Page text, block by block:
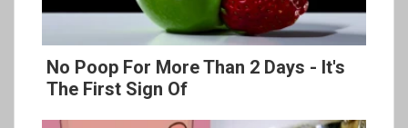
No Poop For More Than 2 Days - It's
The First Sign Of